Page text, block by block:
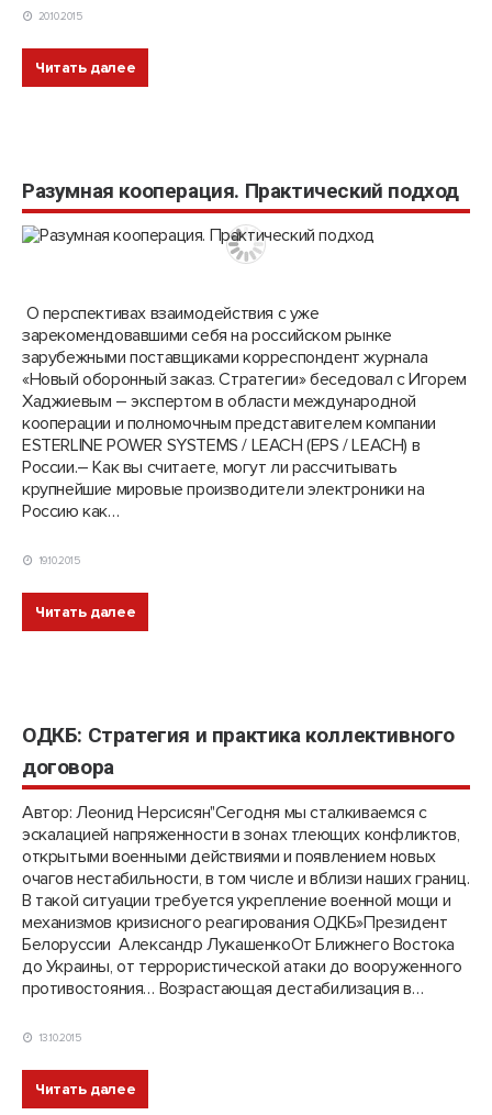
20.10.2015
Читать далее
Разумная кооперация. Практический подход
О перспективах взаимодействия с уже
зарекомендовавшими себя на российском рынке
зарубежными поставщиками корреспондент журнала
«Новый оборонный заказ. Стратегии» беседовал с Игорем
Хаджиевым – экспертом в области международной
кооперации и полномочным представителем компании
ESTERLINE POWER SYSTEMS / LEACH (EPS / LEACH) в
России.– Как вы считаете, могут ли рассчитывать
крупнейшие мировые производители электроники на
Россию как…
19.10.2015
Читать далее
ОДКБ: Стратегия и практика коллективного
договора
Автор: Леонид Нерсисян"Сегодня мы сталкиваемся с
эскалацией напряженности в зонах тлеющих конфликтов,
открытыми военными действиями и появлением новых
очагов нестабильности, в том числе и вблизи наших границ.
В такой ситуации требуется укрепление военной мощи и
механизмов кризисного реагирования ОДКБ»Президент
Белоруссии Александр ЛукашенкоОт Ближнего Востока
до Украины, от террористической атаки до вооруженного
противостояния… Возрастающая дестабилизация в…
13.10.2015
Читать далее